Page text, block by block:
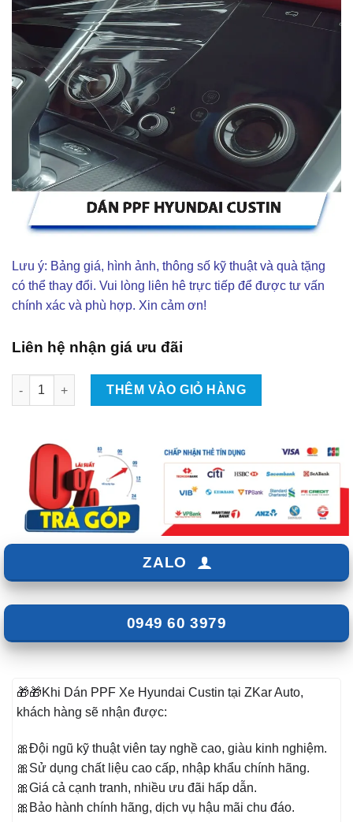
Lưu ý: Bảng giá, hình ảnh, thông số kỹ thuật và quà tặng
có thể thay đổi. Vui lòng liên hê trực tiếp để được tư vấn
chính xác và phù hợp. Xin cảm ơn!
Liên hệ nhận giá ưu đãi
Dán PPF Cho Xe Hyundai Custin số lượng
THÊM VÀO GIỎ HÀNG
ZALO
0949 60 3979
🎁🎁Khi Dán PPF Xe Hyundai Custin tại ZKar Auto,
khách hàng sẽ nhận được:
🎀Đội ngũ kỹ thuật viên tay nghề cao, giàu kinh nghiệm.
🎀Sử dụng chất liệu cao cấp, nhập khẩu chính hãng.
🎀Giá cả cạnh tranh, nhiều ưu đãi hấp dẫn.
🎀Bảo hành chính hãng, dịch vụ hậu mãi chu đáo.